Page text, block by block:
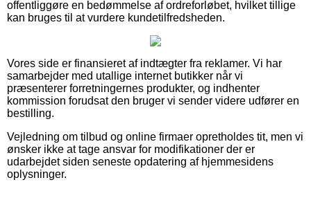
offentliggøre en bedømmelse af ordreforløbet, hvilket tillige
kan bruges til at vurdere kundetilfredsheden.
Vores side er finansieret af indtægter fra reklamer. Vi har
samarbejder med utallige internet butikker når vi
præsenterer forretningernes produkter, og indhenter
kommission forudsat den bruger vi sender videre udfører en
bestilling.
Vejledning om tilbud og online firmaer opretholdes tit, men vi
ønsker ikke at tage ansvar for modifikationer der er
udarbejdet siden seneste opdatering af hjemmesidens
oplysninger.